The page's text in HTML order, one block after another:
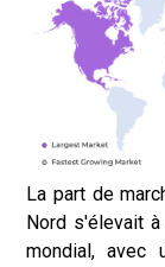
La part de
Nord s'élevait
mondial, avec